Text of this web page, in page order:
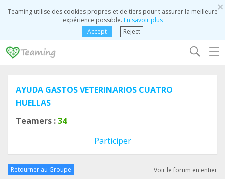
×
Teaming utilise des cookies propres et de tiers pour t'assurer la meilleure
expérience possible. En savoir plus
Accept
Reject
☰
AYUDA GASTOS VETERINARIOS CUATRO
HUELLAS
Teamers :34
Participer
Retourner au Groupe Voir le forum en entier